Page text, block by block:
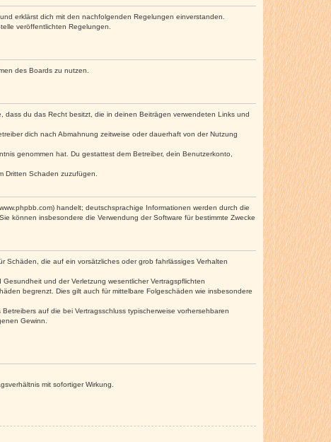
erklärst dich mit den nachfolgenden Regelungen einverstanden.
veröffentlichten Regelungen.
des Boards zu nutzen.
du das Recht besitzt, die in deinen Beiträgen verwendeten Links und
dich nach Abmahnung zeitweise oder dauerhaft von der Nutzung
genommen hat. Du gestattest dem Betreiber, dein Benutzerkonto,
Dritten Schaden zuzufügen.
handelt; deutschsprachige Informationen werden durch die
können insbesondere die Verwendung der Software für bestimmte Zwecke
Schäden, die auf ein vorsätzliches oder grob fahrlässiges Verhalten
und der Verletzung wesentlicher Vertragspflichten
begrenzt. Dies gilt auch für mittelbare Folgeschäden wie insbesondere
auf die bei Vertragsschluss typischerweise vorhersehbaren
Gewinn.
mit sofortiger Wirkung.